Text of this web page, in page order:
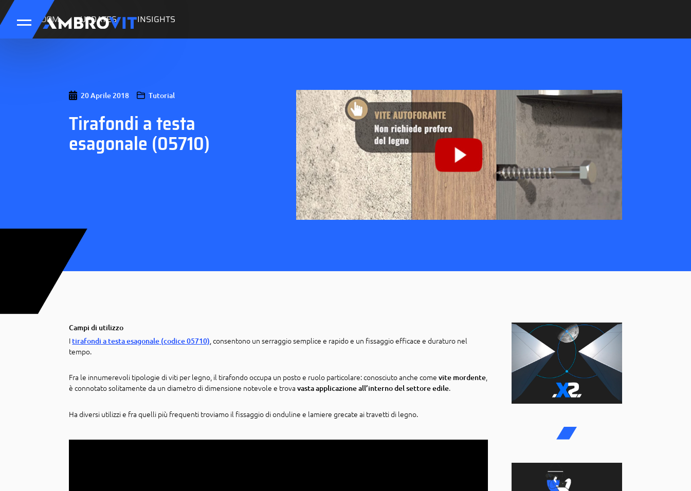
NEWSROOM UPDATES INSIGHTS
20 Aprile 2018 Tutorial
Tirafondi a testa
esagonale (05710)
Campi di utilizzo
I tirafondi a testa esagonale (codice 05710), consentono un serraggio semplice e rapido e un fissaggio efficace e duraturo nel
tempo.
Fra le innumerevoli tipologie di viti per legno, il tirafondo occupa un posto e ruolo particolare: conosciuto anche comevite mordente,
è connotato solitamente da un diametro di dimensione notevole e trovavasta applicazione all’interno del settore edile.
Ha diversi utilizzi e fra quelli più frequenti troviamo il fissaggio di onduline e lamiere grecate ai travetti di legno.